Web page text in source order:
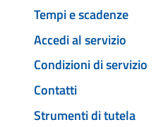
Tempi e scadenze
Accedi al servizio
Condizioni di servizio
Contatti
Strumenti di tutela